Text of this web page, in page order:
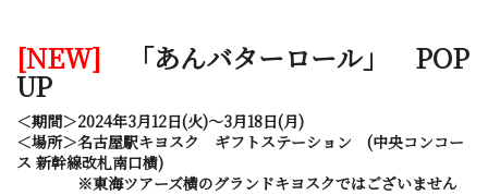
[NEW] 「あんバターロール」 POP
UP
＜期間＞2024年3月12日(火)～3月18日(月)
＜場所＞名古屋駅キヨスク ギフトステーション (中央コンコー
ス 新幹線改札南口横)
※東海ツアーズ横のグランドキヨスクではございません